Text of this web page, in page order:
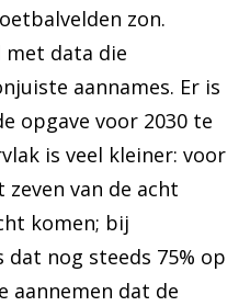
zon.
met data die
aannames. Er is
opgave voor 2030 te
is veel kleiner: voor
van de acht
komen; bij
nog steeds 75% op
aannemen dat de